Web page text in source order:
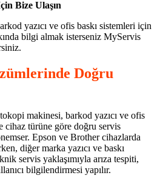
Bize Ulaşın
yazıcı ve ofis baskı sistemleri için
bilgi almak isterseniz MyServis
Doğru
makinesi, barkod yazıcı ve ofis
cihaz türüne göre doğru servis
Epson ve Brother cihazlarda
diğer marka yazıcı ve baskı
servis yaklaşımıyla arıza tespiti,
bilgilendirmesi yapılır.